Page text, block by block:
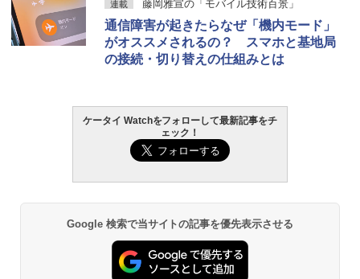
連載 藤岡雅宣の「モバイル技術百景」
通信障害が起きたらなぜ「機内モード」
がオススメされるの？ スマホと基地局
の接続・切り替えの仕組みとは
ケータイ Watchをフォローして最新記事をチ
ェック！
Google 検索で当サイトの記事を優先表示させる